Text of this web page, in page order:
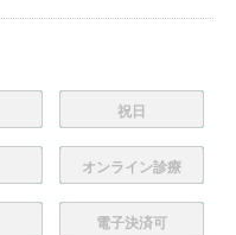
祝日
オンライン診療
電子決済可